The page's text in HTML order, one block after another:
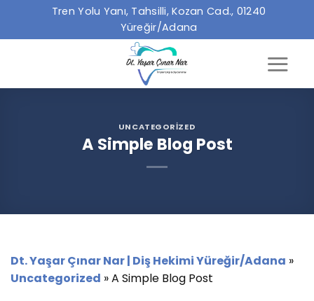
Tren Yolu Yanı, Tahsilli, Kozan Cad., 01240
Yüreğir/Adana
UNCATEGORIZED
A Simple Blog Post
Dt. Yaşar Çınar Nar | Diş Hekimi Yüreğir/Adana »
Uncategorized »A Simple Blog Post